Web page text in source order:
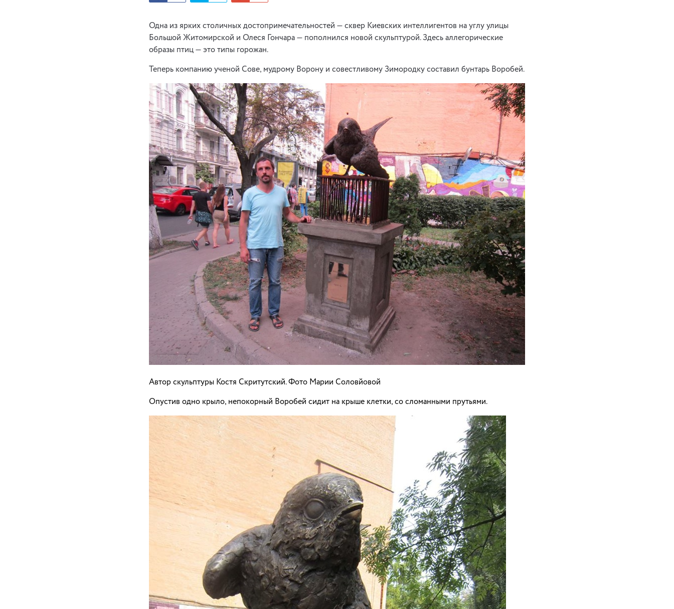
Одна из ярких столичных достопримечательностей — сквер Киевских интеллигентов на углу улицы
Большой Житомирской и Олеся Гончара — пополнился новой скульптурой. Здесь аллегорические
образы птиц — это типы горожан.
Теперь компанию ученой Сове, мудрому Ворону и совестливому Зимородку составил бунтарь Воробей.
Автор скульптуры Костя Скритутский. Фото Марии Соловйовой
Опустив одно крыло, непокорный Воробей сидит на крыше клетки, со сломанными прутьями.